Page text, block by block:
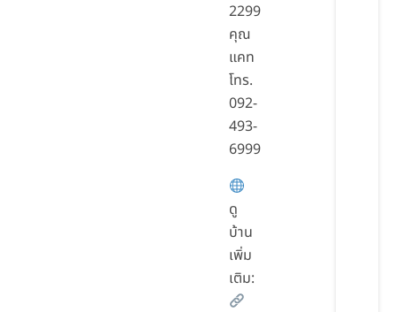
2299
คุณ
แคท
โทร.
092-
493-
6999
ดู
บ้าน
เพิ่ม
เติม: